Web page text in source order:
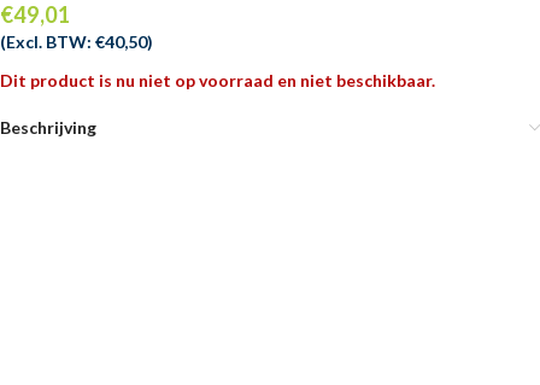
€49,01
(Excl. BTW: €40,50)
Dit product is nu niet op voorraad en niet beschikbaar.
Beschrijving